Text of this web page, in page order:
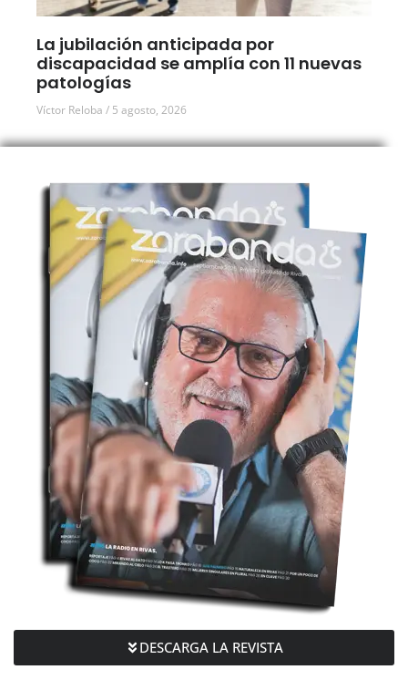
La jubilación anticipada por
discapacidad se amplía con 11 nuevas
patologías
Víctor Reloba 5 agosto, 2026
DESCARGA LA REVISTA